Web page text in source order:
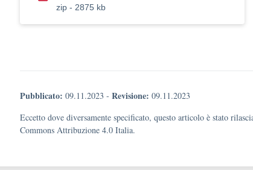
zip - 2875 kb
Pubblicato: 09.11.2023 - Revisione: 09.11.2023
Eccetto dove diversamente specificato, questo articolo è stato
Commons Attribuzione 4.0 Italia.